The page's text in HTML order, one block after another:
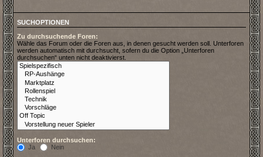
SUCHOPTIONEN
Zu durchsuchende Foren:
Wähle das Forum oder die Foren aus, in denen gesucht werden soll. Unterforen
werden automatisch mit durchsucht, sofern du die Option „Unterforen
durchsuchen“ unten nicht deaktivierst.
Unterforen durchsuchen:
Ja
Nein